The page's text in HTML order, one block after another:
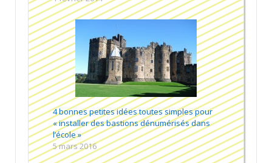
4 bonnes petites idées toutes simples pour
« installer des bastions dénumérisés dans
l’école »
5 mars 2016